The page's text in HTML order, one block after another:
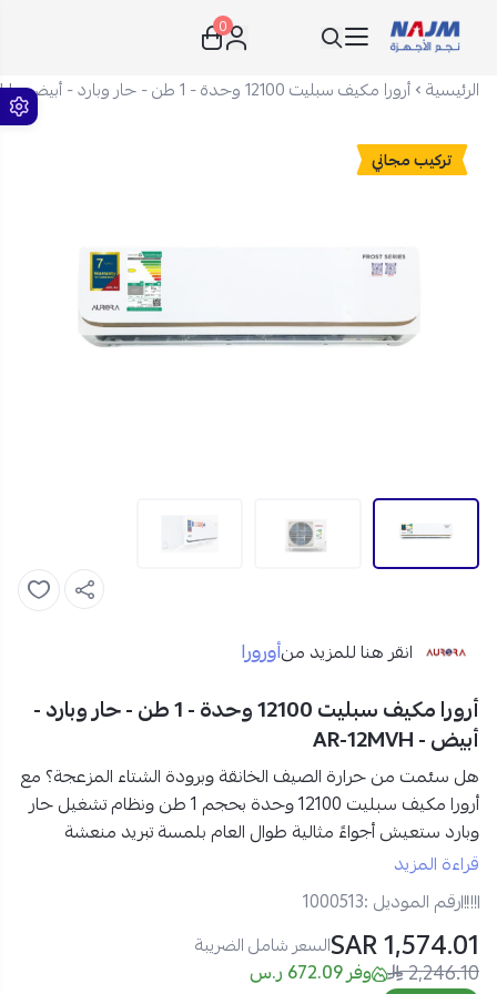
نجم الأجهزة
0
الرئيسية أرورا مكيف سبليت 12100 وحدة - 1 طن - حار وبارد - أبيض - AR-12MVH
تركيب مجاني
انقر هنا للمزيد منأورورا
أرورا مكيف سبليت 12100 وحدة - 1 طن - حار وبارد -
أبيض - AR-12MVH
هل سئمت من حرارة الصيف الخانقة وبرودة الشتاء المزعجة؟ مع
أرورا مكيف سبليت 12100 وحدة بحجم 1 طن ونظام تشغيل حار
وبارد ستعيش أجواءً مثالية طوال العام بلمسة تبريد منعشة
وتدفئة مريحة تمنح منزلك إحساسًا بالهدوء والراحة في كل لحظة.
مواصفات أرورا مكيف سبليت 12100 وحدة في السعودية:
العلامة التجارية:أرورا
رقم الموديل:AR-12MVH
قراءة المزيد
رقم الموديل :1000513
1,574.01 SAR السعر شامل الضريبة
2,246.10 وفر 672.09 ر.س